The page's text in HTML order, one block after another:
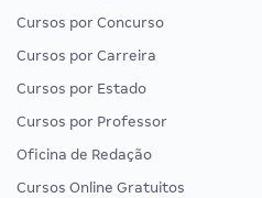
Cursos por Concurso
Cursos por Carreira
Cursos por Estado
Cursos por Professor
Oficina de Redação
Cursos Online Gratuitos